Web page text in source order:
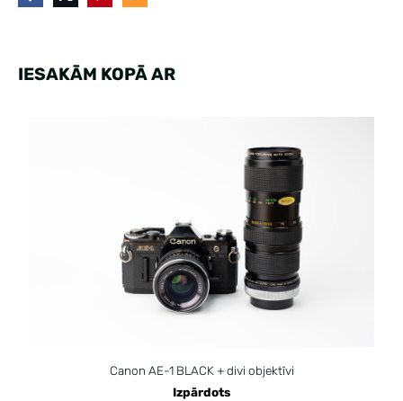
IESAKĀM KOPĀ AR
Canon AE-1 BLACK + divi objektīvi
Izpārdots